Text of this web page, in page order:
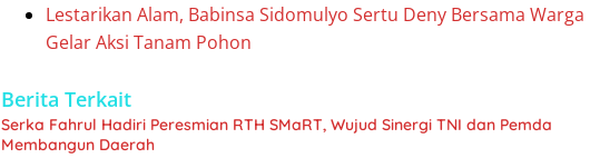
Lestarikan Alam, Babinsa Sidomulyo Sertu Deny Bersama Warga
Gelar Aksi Tanam Pohon
Berita Terkait
Serka Fahrul Hadiri Peresmian RTH SMaRT, Wujud Sinergi TNI dan Pemda
Membangun Daerah